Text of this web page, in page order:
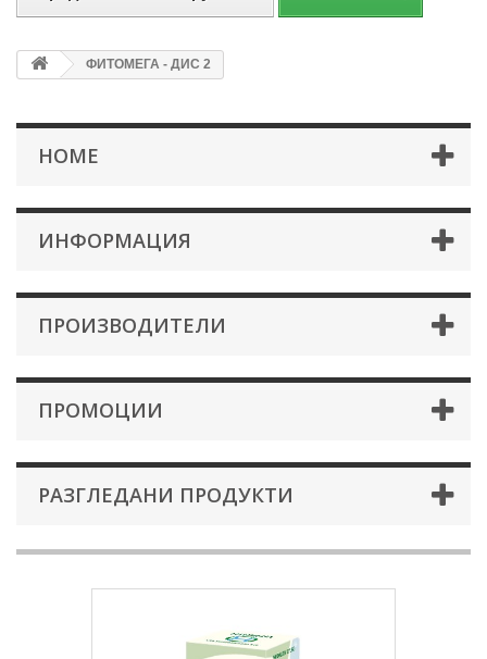
ФИТОМЕГА - ДИС 2
HOME
ИНФОРМАЦИЯ
ПРОИЗВОДИТЕЛИ
ПРОМОЦИИ
РАЗГЛЕДАНИ ПРОДУКТИ